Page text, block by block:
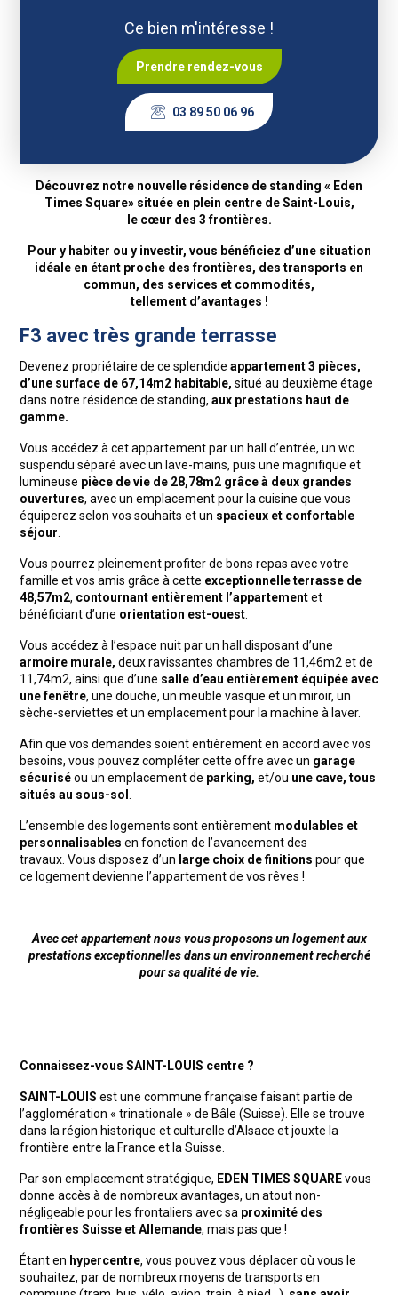
Ce bien m'intéresse !
Prendre rendez-vous
03 89 50 06 96
Découvrez notre nouvelle résidence de standing « Eden
Times Square» située en plein centre de Saint-Louis,
le cœur des 3 frontières.
Pour y habiter ou y investir, vous bénéficiez d’une situation
idéale en étant proche des frontières, des transports en
commun, des services et commodités,
tellement d’avantages !
F3 avec très grande terrasse
Devenez propriétaire de ce splendide appartement 3 pièces,
d’une surface de 67,14m2 habitable, situé au deuxième étage
dans notre résidence de standing, aux prestations haut de
gamme.
Vous accédez à cet appartement par un hall d’entrée, un wc
suspendu séparé avec un lave-mains, puis une magnifique et
lumineuse pièce de vie de 28,78m2 grâce à deux grandes
ouvertures, avec un emplacement pour la cuisine que vous
équiperez selon vos souhaits et un spacieux et confortable
séjour
Vous pourrez pleinement profiter de bons repas avec votre
famille et vos amis grâce à cette exceptionnelle terrasse de
48,57m2, contournant entièrement l’appartementet
bénéficiant d’une orientation est-ouest
Vous accédez à l’espace nuit par un hall disposant d’une
armoire murale, deux ravissantes chambres de 11,46m2 et de
11,74m2, ainsi que d’une salle d’eau entièrement équipée avec
une fenêtre, une douche, un meuble vasque et un miroir, un
sèche-serviettes et un emplacement pour la machine à laver.
Afin que vos demandes soient entièrement en accord avec vos
besoins, vous pouvez compléter cette offre avec un garage
sécuriséou un emplacement de parking, et/ou une cave, tous
situés au sous-sol
L’ensemble des logements sont entièrement modulables et
personnalisables en fonction de l’avancement des
travaux. Vous disposez d’un large choix de finitions pour que
ce logement devienne l’appartement de vos rêves !
Avec cet appartement nous vous proposons un logement aux
prestations exceptionnelles dans un environnement recherché
pour sa qualité de vie.
Connaissez-vous SAINT-LOUIS centre ?
SAINT-LOUIS est une commune française faisant partie de
l’agglomération « trinationale » de Bâle (Suisse). Elle se trouve
dans la région historique et culturelle d’Alsace et jouxte la
frontière entre la France et la Suisse.
Par son emplacement stratégique, EDEN TIMES SQUAREvous
donne accès à de nombreux avantages, un atout non-
négligeable pour les frontaliers avec sa proximité des
frontières Suisse et Allemande, mais pas que !
Étant en hypercentre, vous pouvez vous déplacer où vous le
souhaitez, par de nombreux moyens de transports en